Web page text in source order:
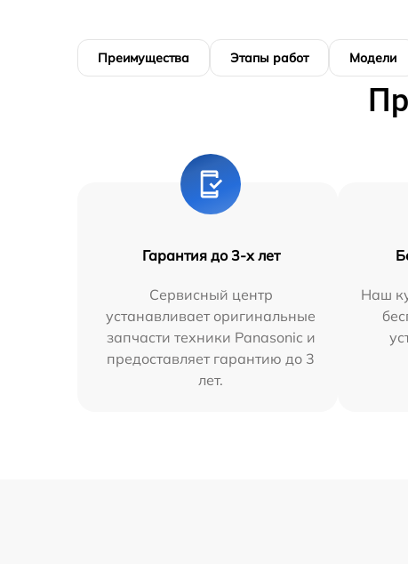
Преимущества Этапы работ Модели
Гарантия до 3-х лет
Сервисный центр
устанавливает оригинальные
запчасти техники Panasonic и
предоставляет гарантию до 3
лет.
Наш